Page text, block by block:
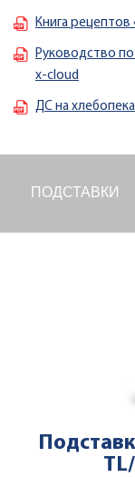
Книга
Руководство по
x-cloud
ДС на
ПОДСТАВКИ